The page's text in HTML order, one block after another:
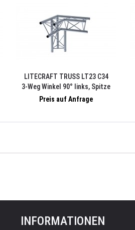
LITECRAFT TRUSS LT23 C34
3-Weg Winkel 90° links, Spitze
unten, inkl. Verbindersatz
Preis auf Anfrage
INFORMATIONEN